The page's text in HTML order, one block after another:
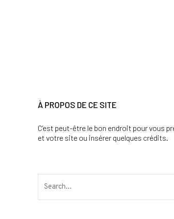
À PROPOS DE CE SITE
C’est peut-être le bon endroit pour vous
et votre site ou insérer quelques crédits.